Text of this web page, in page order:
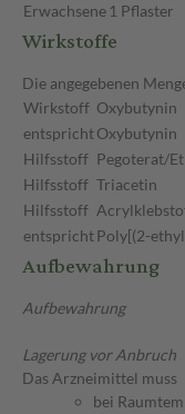
Erwachsene 1 Pflaster
Wirkstoffe
Die angegebenen
Wirkstoff Oxybutynin
entsprichtOxybutynin
Hilfsstoff Pegoterat/
Hilfsstoff Triacetin
Hilfsstoff
entsprichtPoly[(2-
Aufbewahrung
Aufbewahrung
Lagerung vor Anbruch
Das Arzneimittel muss
bei